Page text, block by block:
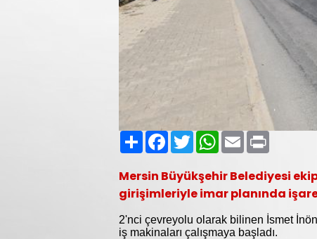
PaylaşFacebook
TwitterWhatsApp
EmailPrint
Mersin Büyükşehir Belediyesi
girişimleriyle imar planında
2'nci çevreyolu olarak bilinen İsmet
iş makinaları çalışmaya başladı.